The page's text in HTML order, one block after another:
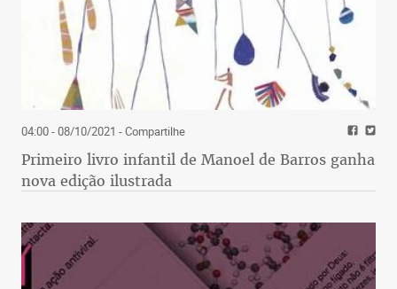
04:00 - 08/10/2021 - Compartilhe
Primeiro livro infantil de Manoel de Barros ganha
nova edição ilustrada